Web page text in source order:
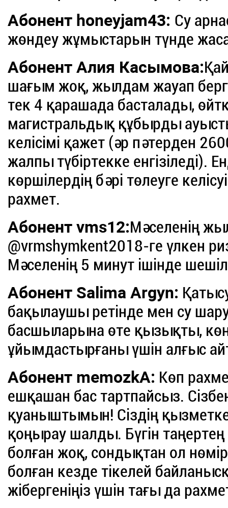
Абонент honeyjam43: Су
жөндеу жұмыстарын түнде
Абонент Алия Касымова:
шағым жоқ, жылдам жауап
тек 4 қарашада басталады,
магистральдық құбырды
келісімі қажет (әр пәтерден
жалпы түбіртекке енгізіледі).
көршілердің бәрі төлеуге
рахмет.
Абонент vms12:Мәселенің
@vrmshymkent2018-ге үлкен
Мәселенің 5 минут ішінде
Абонент Salima Argyn:
бақылаушы ретінде мен су
басшыларына өте қызықты,
ұйымдастырғаны үшін алғыс
Абонент memozkA: Көп
ешқашан бас тартпайсыз.
қуаныштымын! Сіздің
қоңырау шалды. Бүгін
болған жоқ, сондықтан ол
болған кезде тікелей
жібергеніңіз үшін тағы да